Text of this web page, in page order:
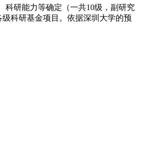
研能力等确定（一共10级，副研究
科研基金项目。依据深圳大学的预